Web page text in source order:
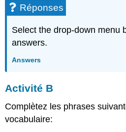
Réponses
Select the drop-down menu
answers.
Answers
Activité B
Complètez les phrases
vocabulaire: